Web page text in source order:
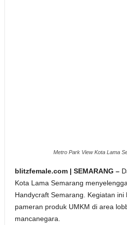
Metro Park View Kota Lama
blitzfemale.com | SEMARANG –
Kota Lama Semarang
Handycraft Semarang. Kegiatan
pameran produk UMKM di area
mancanegara.